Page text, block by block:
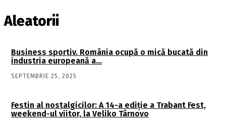
Aleatorii
Business sportiv. România ocupă o mică bucată din
industria europeană a…
SEPTEMBRIE 25, 2025
Festin al nostalgicilor: A 14-a ediție a Trabant Fest,
weekend-ul viitor, la Veliko Târnovo